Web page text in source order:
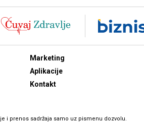
Marketing
Aplikacije
Kontakt
i prenos sadržaja samo uz pismenu dozvolu.